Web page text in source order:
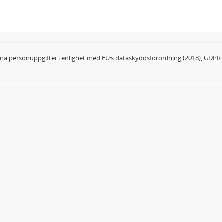
personuppgifter i enlighet med EU:s dataskyddsförordning (2018), GDPR.